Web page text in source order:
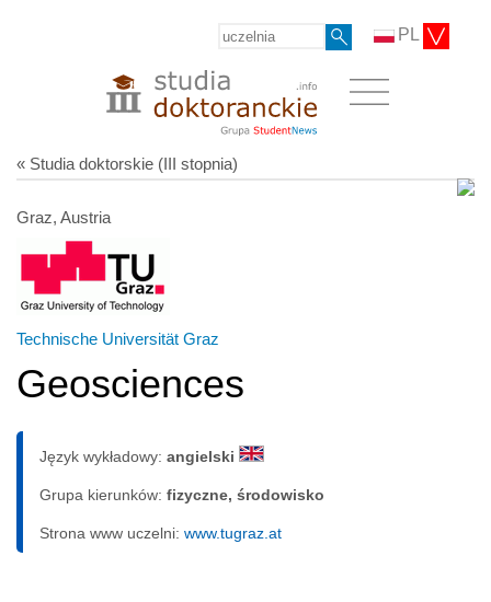
PL
« Studia doktorskie (III stopnia)
Graz, Austria
Technische Universität Graz
Geosciences
Język wykładowy: angielski
Grupa kierunków: fizyczne, środowisko
Strona www uczelni: www.tugraz.at